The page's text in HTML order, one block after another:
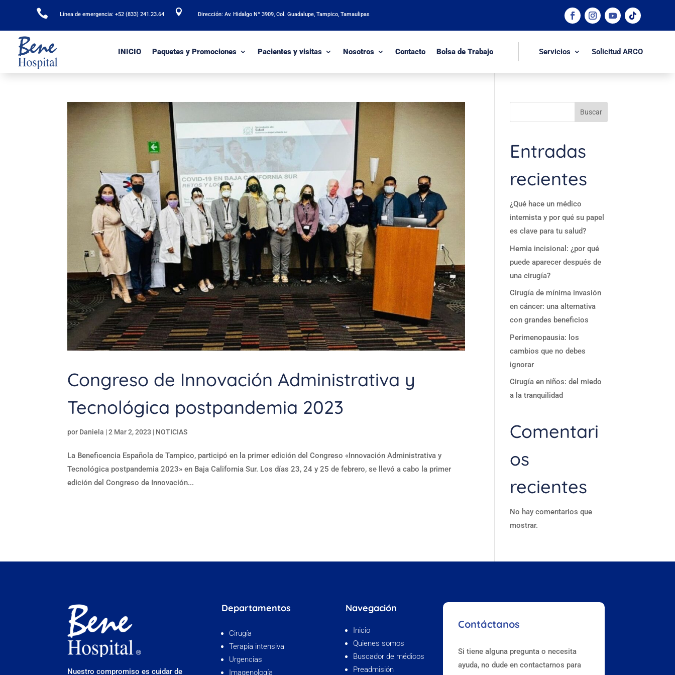
 Línea de emergencia: +52 (833) 241.23.64  Dirección: Av. Hidalgo Nº 3909, Col. Guadalupe, Tampico, Tamaulipas
INICIO Paquetes y Promociones Pacientes y visitas Nosotros Contacto Bolsa de Trabajo Servicios Solicitud ARCO
Congreso de Innovación Administrativa y
Tecnológica postpandemia 2023
por Daniela |2 Mar 2, 2023 | NOTICIAS
La Beneficencia Española de Tampico, participó en la primer edición del Congreso «Innovación Administrativa y
Tecnológica postpandemia 2023» en Baja California Sur. Los días 23, 24 y 25 de febrero, se llevó a cabo la primer
edición del Congreso de Innovación...
Buscar
Entradas
recientes
¿Qué hace un médico
internista y por qué su papel
es clave para tu salud?
Hernia incisional: ¿por qué
puede aparecer después de
una cirugía?
Cirugía de mínima invasión
en cáncer: una alternativa
con grandes beneficios
Perimenopausia: los
cambios que no debes
ignorar
Cirugía en niños: del miedo
a la tranquilidad
Comentari
os
recientes
No hay comentarios que
mostrar.
Nuestro compromiso es cuidar de
Departamentos
Cirugía
Terapia intensiva
Urgencias
Imagenología
Navegación
Inicio
Quienes somos
Buscador de médicos
Preadmisión
Contáctanos
Si tiene alguna pregunta o necesita
ayuda, no dude en contactarnos para